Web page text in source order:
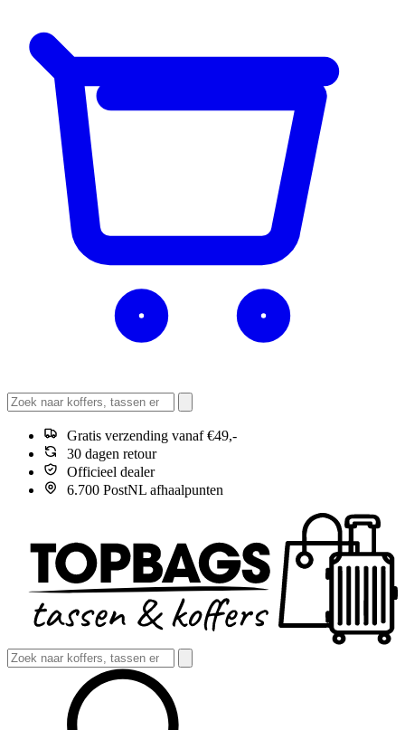
Gratis verzending vanaf €49,-
30 dagen retour
Officieel dealer
6.700 PostNL afhaalpunten